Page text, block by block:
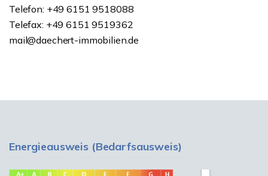
Telefon: +49 6151 9518088
Telefax: +49 6151 9519362
mail@daechert-immobilien.de
Energieausweis (Bedarfsausweis)